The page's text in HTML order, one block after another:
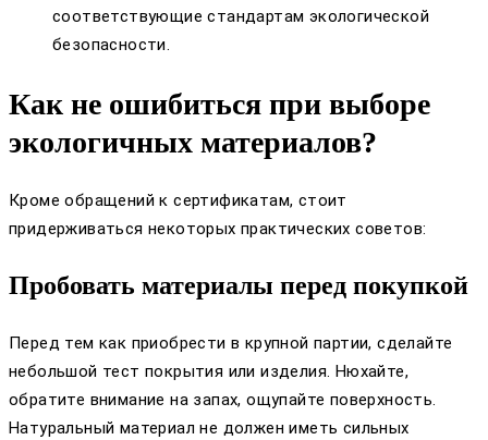
соответствующие стандартам экологической
безопасности.
Как не ошибиться при выборе
экологичных материалов?
Кроме обращений к сертификатам, стоит
придерживаться некоторых практических советов:
Пробовать материалы перед покупкой
Перед тем как приобрести в крупной партии, сделайте
небольшой тест покрытия или изделия. Нюхайте,
обратите внимание на запах, ощупайте поверхность.
Натуральный материал не должен иметь сильных